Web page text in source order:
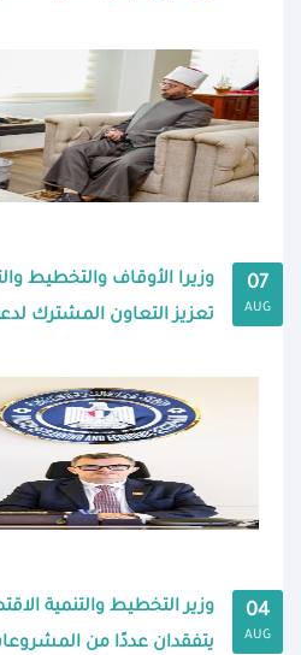
07
AUG
وزيرا الأوقاف والتخطيط
تعزيز التعاون المشترك
04
AUG
وزير التخطيط والتنمية
يتفقدان عددًا من